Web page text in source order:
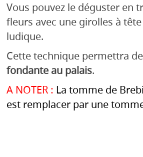
Vous pouvez le déguster en
fleurs avec une girolles à
ludique.
Cette technique permettra
fondante au palais.
A NOTER : La tomme de
est remplacer par une